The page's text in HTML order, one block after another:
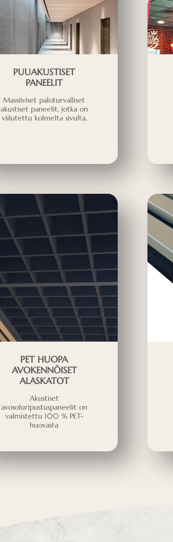
PUUAKUSTISET
PANEELIT
Massiiviset paloturvalliset
akustiset paneelit, jotka on
viilutettu kolmelta sivulta.
PET HUOPA
AVOKENNÖISET
ALASKATOT
Akustiset
avosoluripustuspaneelit on
valmistettu 100 % PET-
huovasta